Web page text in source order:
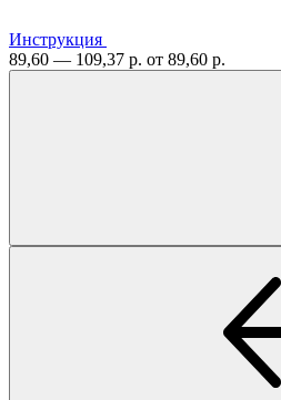
Инструкция
89,60 — 109,37 р. от 89,60 р.